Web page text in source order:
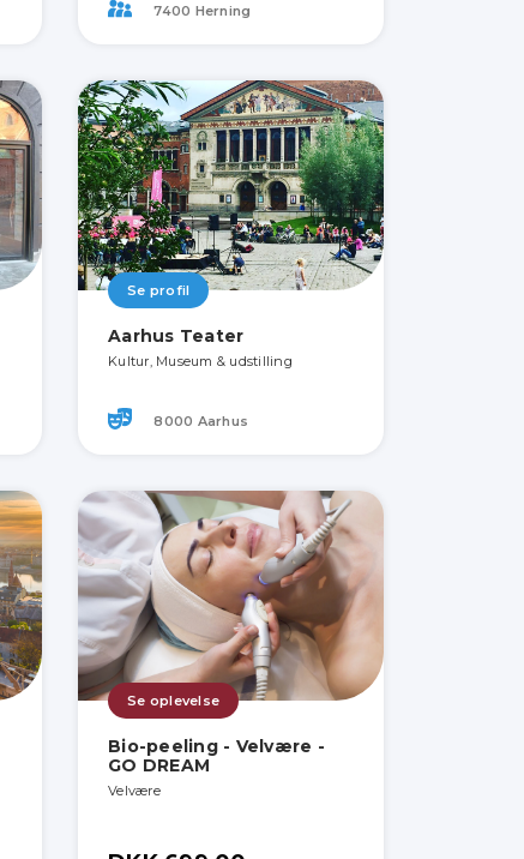
7400 Herning
Se profil
Aarhus Teater
Kultur, Museum & udstilling
8000 Aarhus
Se oplevelse
Bio-peeling - Velvære -
GO DREAM
Velvære